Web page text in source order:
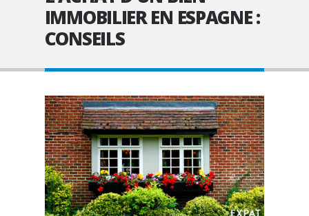
IMMOBILIER EN ESPAGNE :
CONSEILS